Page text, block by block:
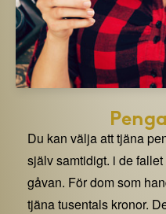
Du kan välja att tjäna
själv samtidigt. i de
gåvan. För dom som
tjäna tusentals kronor.